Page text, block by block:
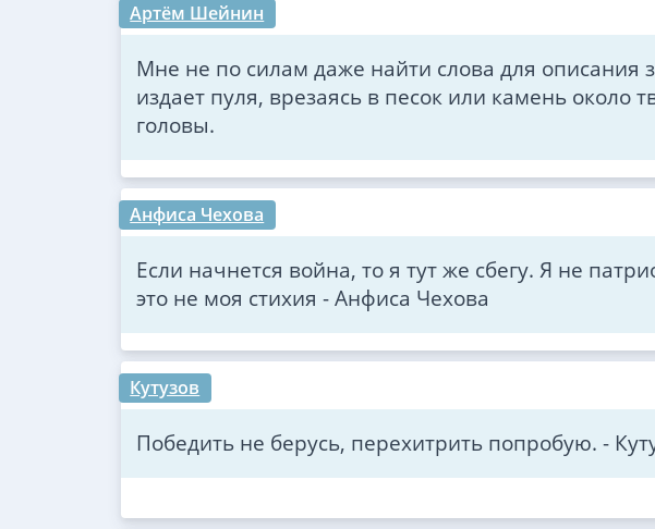
Артём Шейнин
Мне не по силам даже найти слова для описания
издает пуля, врезаясь в песок или камень около
головы.
Анфиса Чехова
Если начнется война, то я тут же сбегу. Я не
это не моя стихия - Анфиса Чехова
Кутузов
Победить не берусь, перехитрить попробую. -